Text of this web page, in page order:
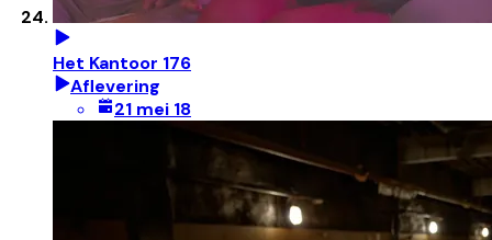
Het Kantoor 176
Aflevering
21 mei 18